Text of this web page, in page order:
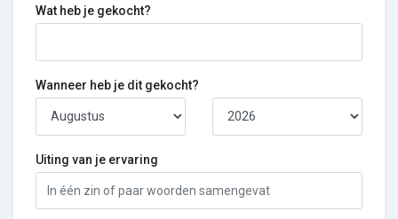
Wat heb je gekocht?
Wanneer heb je dit gekocht?
Uiting van je ervaring